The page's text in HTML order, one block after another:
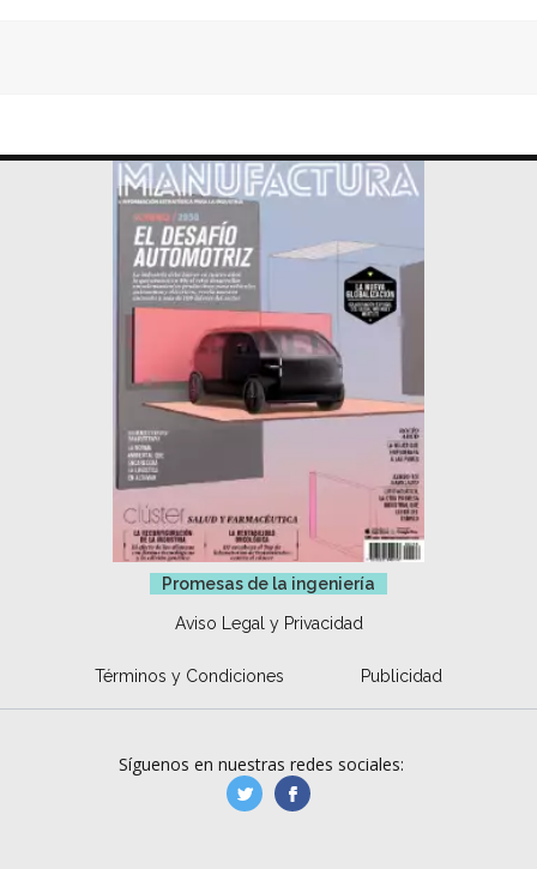
Promesas de la ingeniería
Aviso Legal y Privacidad
Términos y Condiciones Publicidad
Síguenos en nuestras redes sociales:
manufacturaGE